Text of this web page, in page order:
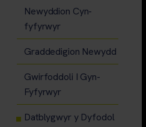
Newyddion Cyn-
fyfyrwyr
Graddedigion Newydd
Gwirfoddoli I Gyn-
Fyfyrwyr
Datblygwyr y Dyfodol